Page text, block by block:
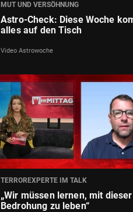
MUT UND VERSÖHNUNG
Astro-Check: Diese Woche
alles auf den Tisch
Video Astrowoche
TERROREXPERTE IM TALK
„Wir müssen lernen, mit dieser
Bedrohung zu leben“